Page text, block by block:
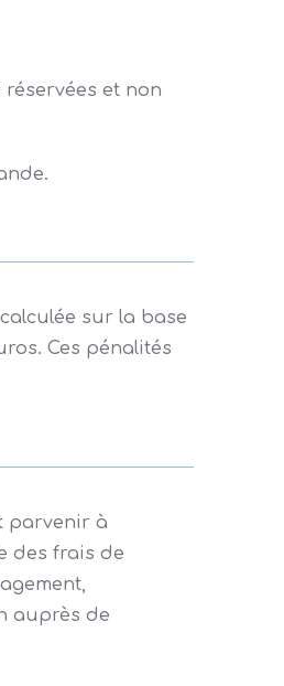
et non
sur la base
Ces pénalités
parvenir à
des frais de
auprès de